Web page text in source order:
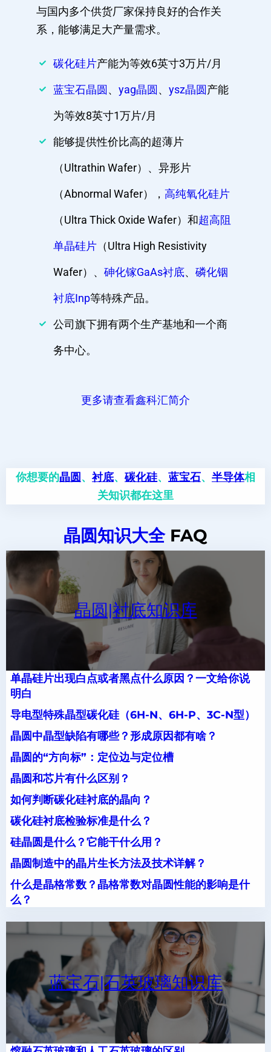
与国内多个供货厂家保持良好的合作关
系，能够满足大产量需求。
碳化硅片产能为等效6英寸3万片/月
蓝宝石晶圆 、 yag晶圆 、 ysz晶圆 产能
为等效8英寸1万片/月
能够提供性价比高的超薄片
（Ultrathin Wafer）、异形片
（Abnormal Wafer）， 高纯氧化硅片
（Ultra Thick Oxide Wafer）和超高阻
单晶硅片 （Ultra High Resistivity
Wafer）、 砷化镓GaAs衬底、 磷化铟
衬底Inp等特殊产品。
公司旗下拥有两个生产基地和一个商
务中心。
更多请查看鑫科汇简介
你想要的晶圆 、衬底、 碳化硅、 蓝宝石、 半导体相
关知识都在这里
晶圆知识大全FAQ
晶圆|衬底知识库
单晶硅片出现白点或者黑点什么原因？一文给你说
明白
导电型特殊晶型碳化硅（6H-N、6H-P、3C-N型）
晶圆中晶型缺陷有哪些？形成原因都有啥？
晶圆的“方向标”：定位边与定位槽
晶圆和芯片有什么区别？
如何判断碳化硅衬底的晶向？
碳化硅衬底检验标准是什么？
硅晶圆是什么？它能干什么用？
晶圆制造中的晶片生长方法及技术详解？
什么是晶格常数？晶格常数对晶圆性能的影响是什
么？
蓝宝石|石英玻璃知识库